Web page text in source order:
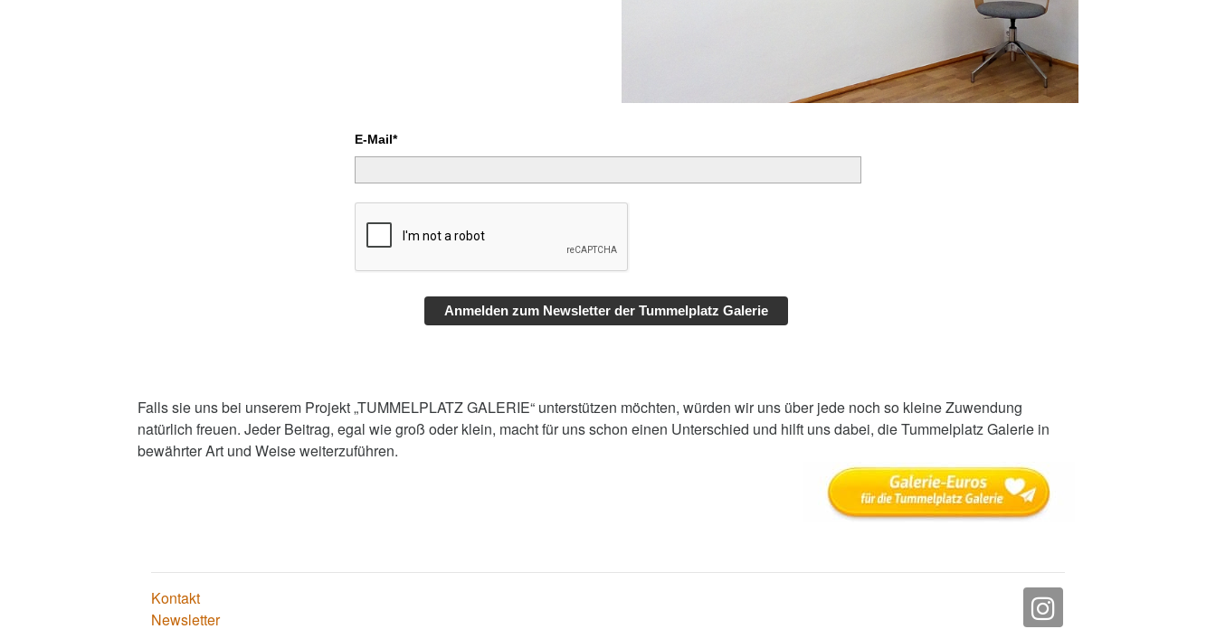
E-Mail*
Anmelden zum Newsletter der Tummelplatz Galerie
Falls sie uns bei unserem Projekt „TUMMELPLATZ GALERIE“ unterstützen möchten, würden wir uns über jede noch so kleine Zuwendung
natürlich freuen. Jeder Beitrag, egal wie groß oder klein, macht für uns schon einen Unterschied und hilft uns dabei, die Tummelplatz Galerie in
bewährter Art und Weise weiterzuführen.
Kontakt
Newsletter